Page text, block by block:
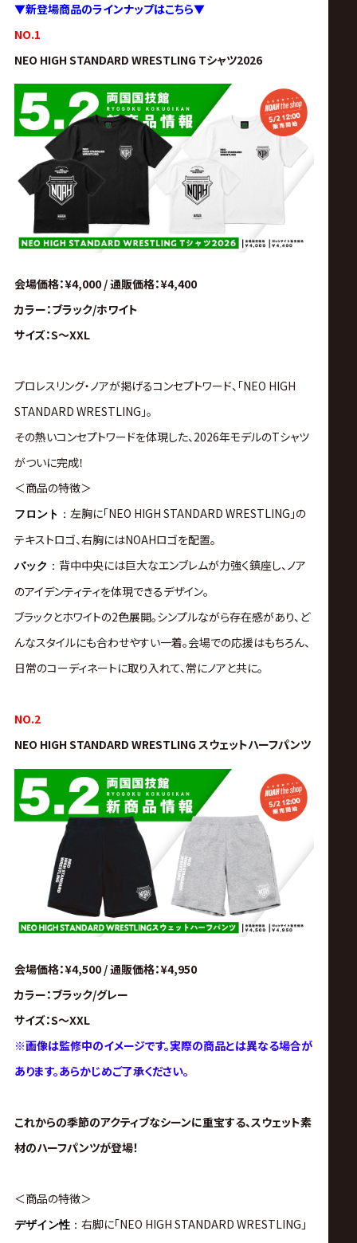
▼新登場商品のラインナップはこちら▼
NO.1
NEO HIGH STANDARD WRESTLING Tシャツ2026
会場価格：¥4,000 / 通販価格：¥4,400
カラー：ブラック/ホワイト
サイズ：S～XXL
プロレスリング・ノアが掲げるコンセプトワード、「NEO HIGH
STANDARD WRESTLING」。
その熱いコンセプトワードを体現した、2026年モデルのTシャツ
がついに完成！
＜商品の特徴＞
フロント ： 左胸に「NEO HIGH STANDARD WRESTLING」の
テキストロゴ、右胸にはNOAHロゴを配置。
バック ： 背中中央には巨大なエンブレムが力強く鎮座し、ノア
のアイデンティティを体現できるデザイン。
ブラックとホワイトの2色展開。シンプルながら存在感があり、ど
んなスタイルにも合わせやすい一着。会場での応援はもちろん、
日常のコーディネートに取り入れて、常にノアと共に。
NO.2
NEO HIGH STANDARD WRESTLING スウェットハーフパンツ
会場価格：¥4,500 / 通販価格：¥4,950
カラー：ブラック/グレー
サイズ：S～XXL
※画像は監修中のイメージです。実際の商品とは異なる場合が
あります。あらかじめご了承ください。
これからの季節のアクティブなシーンに重宝する、スウェット素
材のハーフパンツが登場！
＜商品の特徴＞
デザイン性： 右脚に「NEO HIGH STANDARD WRESTLING」